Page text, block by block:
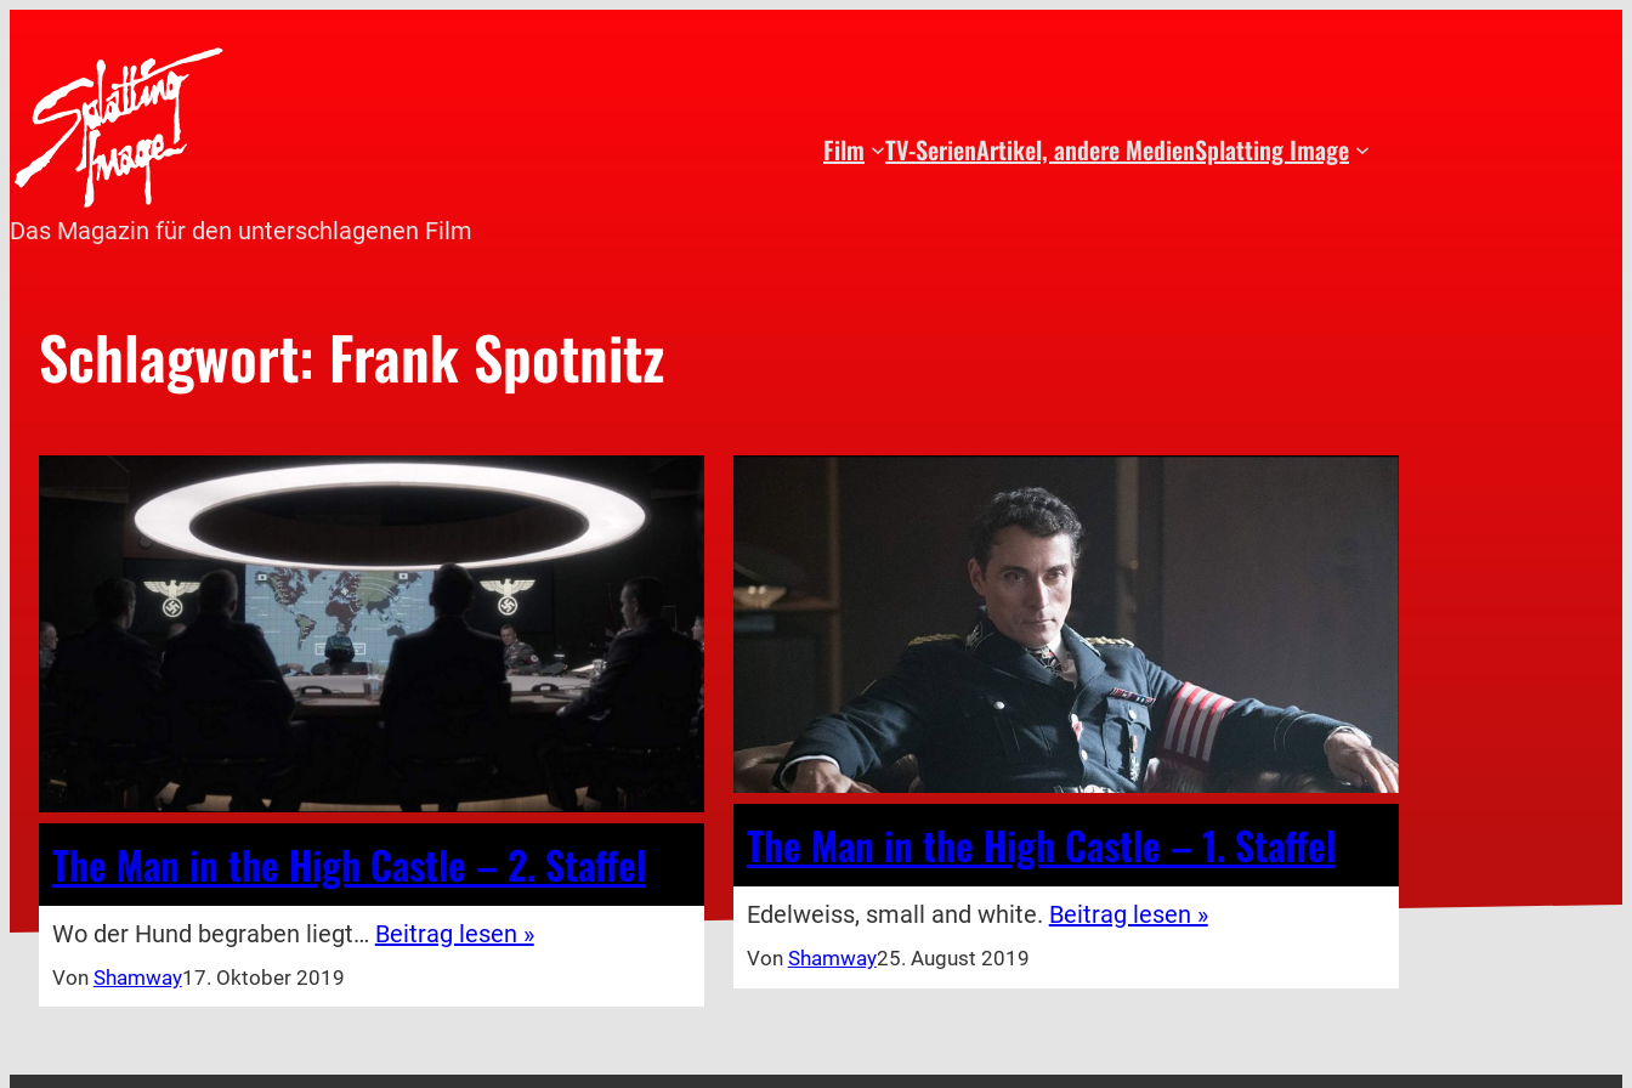
Das Magazin für den unterschlagenen Film
Film TV-SerienArtikel, andere MedienSplatting Image
Schlagwort: Frank Spotnitz
The Man in the High Castle – 2. Staffel
Wo der Hund begraben liegt… Beitrag lesen »
Von Shamway17. Oktober 2019
The Man in the High Castle – 1. Staffel
Edelweiss, small and white. Beitrag lesen »
Von Shamway25. August 2019